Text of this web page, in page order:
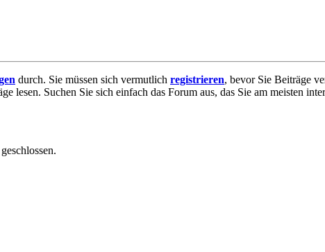
durch. Sie müssen sich vermutlich registrieren, bevor Sie Beiträge
lesen. Suchen Sie sich einfach das Forum aus, das Sie am meisten